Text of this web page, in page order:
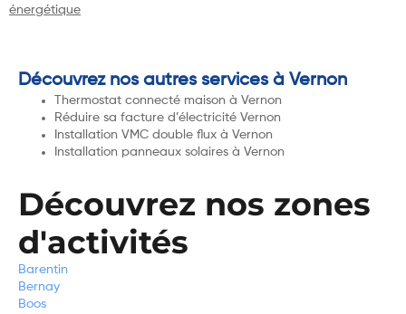
énergétique
Découvrez nos autres services à Vernon
Thermostat connecté maison à Vernon
Réduire sa facture d’électricité Vernon
Installation VMC double flux à Vernon
Installation panneaux solaires à Vernon
Découvrez nos zones
d'activités
Barentin
Bernay
Boos